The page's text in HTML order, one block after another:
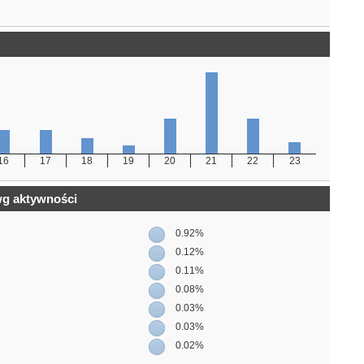
17 18 19 20 21 22 23
aktywności
0.92%
0.12%
0.11%
0.08%
0.03%
0.03%
0.02%